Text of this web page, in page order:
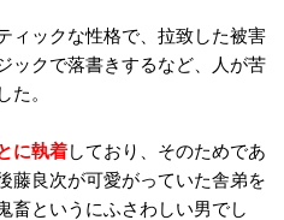
ィックな性格で、拉致した被害
クで落書きするなど、
人が苦
た。
に執着しており、そのためであ
藤良次が可愛がっていた舎弟を
畜というにふさわしい男でし